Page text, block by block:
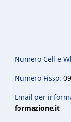
Numero Cell e
Numero Fisso:
Email per
formazione.it